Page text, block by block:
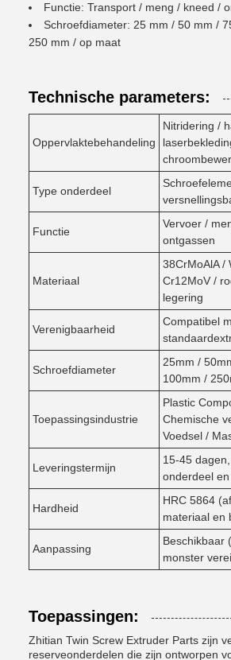
Functie: Transport / meng / kneed /
Schroefdiameter: 25 mm / 50 mm /
250 mm / op maat
Technische parameters:
Oppervlaktebehandeling
Nitridering /
Type onderdeel
Functie
Vervoer /
ontgassen
Materiaal
38CrMoAlA /
Cr12MoV /
legering
Verenigbaarheid
Compatibel
Schroefdiameter
25mm /
100mm /
Toepassingsindustrie
Plastic
Chemische
Voedsel /
Leveringstermijn
15-45
onderdeel
Hardheid
HRC 58­64
materiaal en
Aanpassing
Beschikbaar
monster
Toepassingen:
Zhitian Twin Screw Extruder Parts zijn
reserveonderdelen die zijn ontworpen